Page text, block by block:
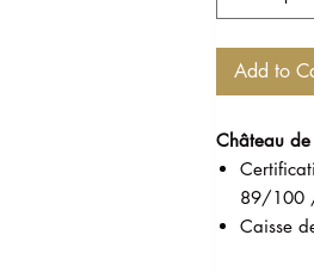
Add to
Château de
89/100
Caisse